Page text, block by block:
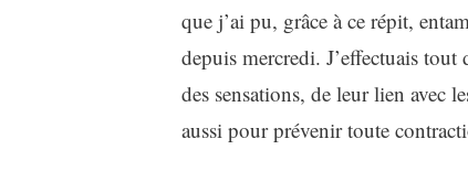
que j’ai pu, grâce à ce répit,
depuis mercredi. J’effectuais
des sensations, de leur lien avec
aussi pour prévenir toute